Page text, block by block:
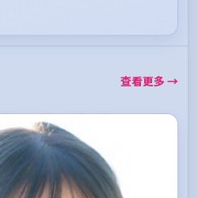
查看更多 →